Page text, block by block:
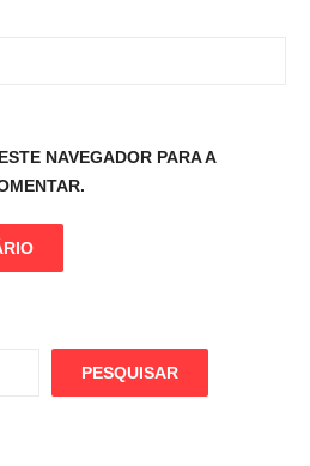
NAVEGADOR PARA A
PESQUISAR